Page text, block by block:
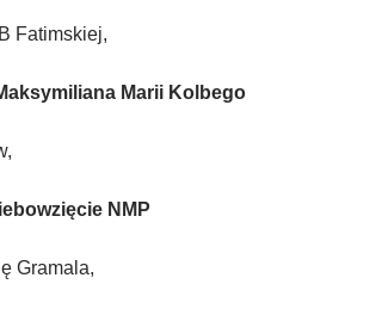
Fatimskiej,
Marii Kolbego
NMP
Gramala,